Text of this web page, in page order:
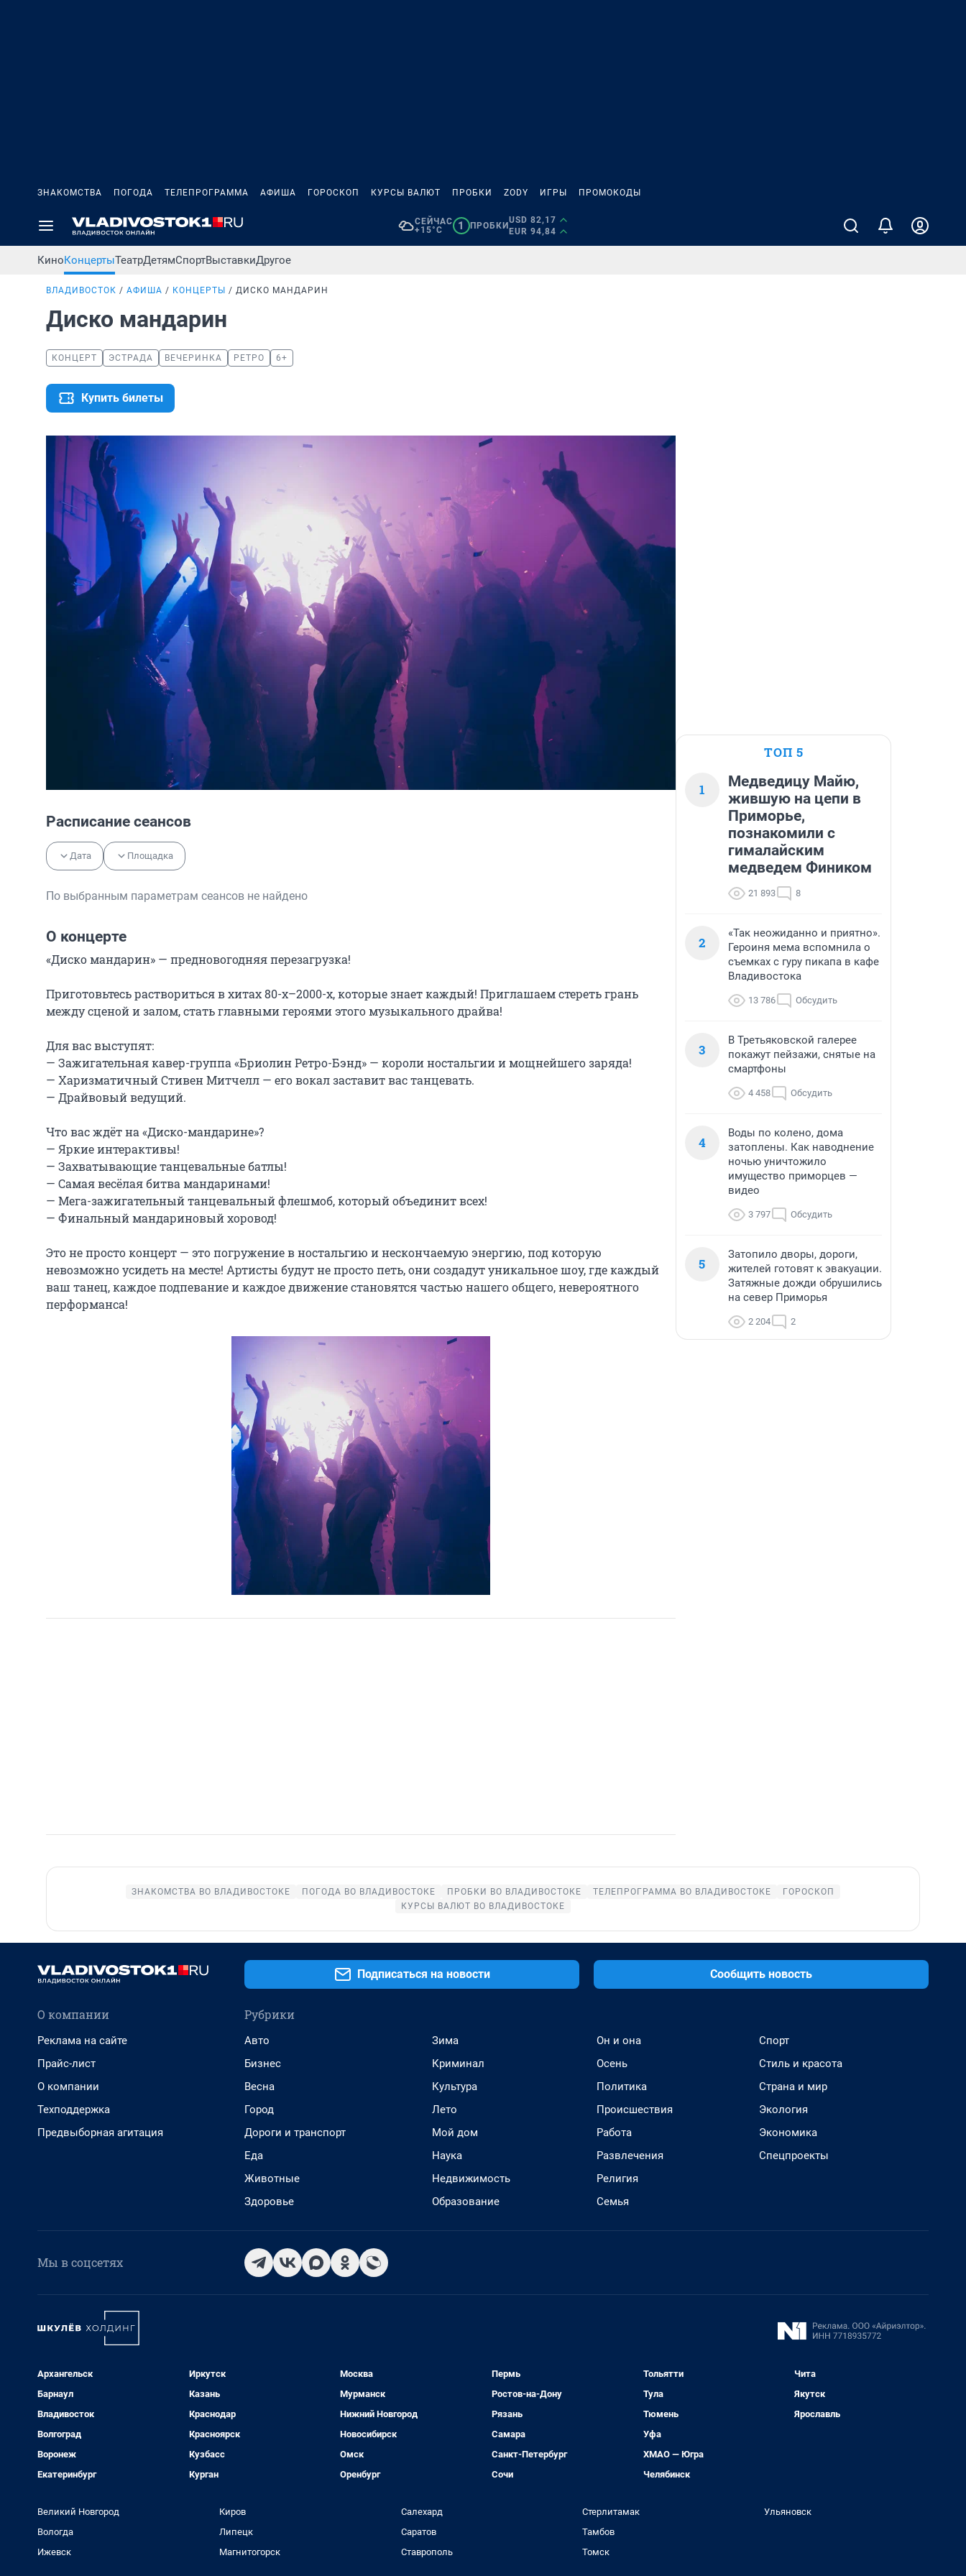
ЗНАКОМСТВА ПОГОДА ТЕЛЕПРОГРАММА АФИША ГОРОСКОП КУРСЫ ВАЛЮТ ПРОБКИ ZODY ИГРЫ ПРОМОКОДЫ
СЕЙЧАС
+15°C
1 ПРОБКИ
USD 82,17
EUR 94,84
КиноКонцертыТеатрДетямСпортВыставкиДругое
ВЛАДИВОСТОК АФИША КОНЦЕРТЫ ДИСКО МАНДАРИН
Диско мандарин
КОНЦЕРТ ЭСТРАДА ВЕЧЕРИНКА РЕТРО 6+
Купить билеты
Расписание сеансов
Дата Площадка
По выбранным параметрам сеансов не найдено
О концерте
«Диско мандарин» — предновогодняя перезагрузка!
Приготовьтесь раствориться в хитах 80-х–2000-х, которые знает каждый! Приглашаем стереть грань
между сценой и залом, стать главными героями этого музыкального драйва!
Для вас выступят:
— Зажигательная кавер-группа «Бриолин Ретро-Бэнд» — короли ностальгии и мощнейшего заряда!
— Харизматичный Стивен Митчелл — его вокал заставит вас танцевать.
— Драйвовый ведущий.
Что вас ждёт на «Диско-мандарине»?
— Яркие интерактивы!
— Захватывающие танцевальные батлы!
— Самая весёлая битва мандаринами!
— Мега-зажигательный танцевальный флешмоб, который объединит всех!
— Финальный мандариновый хоровод!
Это не просто концерт — это погружение в ностальгию и нескончаемую энергию, под которую
невозможно усидеть на месте! Артисты будут не просто петь, они создадут уникальное шоу, где каждый
ваш танец, каждое подпевание и каждое движение становятся частью нашего общего, невероятного
перформанса!
ТОП 5
1
Медведицу Майю,
жившую на цепи в
Приморье,
познакомили с
гималайским
медведем Фиником
21 893 8
2
«Так неожиданно и приятно».
Героиня мема вспомнила о
съемках с гуру пикапа в кафе
Владивостока
13 786 Обсудить
3
В Третьяковской галерее
покажут пейзажи, снятые на
смартфоны
4 458 Обсудить
4
Воды по колено, дома
затоплены. Как наводнение
ночью уничтожило
имущество приморцев —
видео
3 797 Обсудить
5
Затопило дворы, дороги,
жителей готовят к эвакуации.
Затяжные дожди обрушились
на север Приморья
2 204 2
ЗНАКОМСТВА ВО ВЛАДИВОСТОКЕ ПОГОДА ВО ВЛАДИВОСТОКЕ ПРОБКИ ВО ВЛАДИВОСТОКЕ ТЕЛЕПРОГРАММА ВО ВЛАДИВОСТОКЕ
ГОРОСКОП
КУРСЫ ВАЛЮТ ВО ВЛАДИВОСТОКЕ
Подписаться на новости Сообщить новость
О компании
Реклама на сайте
Прайс-лист
О компании
Техподдержка
Предвыборная агитация
Рубрики
Авто
Бизнес
Весна
Город
Дороги и транспорт
Еда
Животные
Здоровье
Зима
Криминал
Культура
Лето
Мой дом
Наука
Недвижимость
Образование
Он и она
Осень
Политика
Происшествия
Работа
Развлечения
Религия
Семья
Спорт
Стиль и красота
Страна и мир
Экология
Экономика
Спецпроекты
Мы в соцсетях
Архангельск
Барнаул
Владивосток
Волгоград
Воронеж
Екатеринбург
Иркутск
Казань
Краснодар
Красноярск
Кузбасс
Курган
Москва
Мурманск
Нижний Новгород
Новосибирск
Омск
Оренбург
Пермь
Ростов-на-Дону
Рязань
Самара
Санкт-Петербург
Сочи
Тольятти
Тула
Тюмень
Уфа
ХМАО — Югра
Челябинск
Чита
Якутск
Ярославль
Великий Новгород
Вологда
Ижевск
Киров
Липецк
Магнитогорск
Салехард
Саратов
Ставрополь
Стерлитамак
Тамбов
Томск
Ульяновск